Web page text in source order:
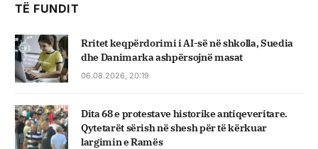
TË FUNDIT
Rritet keqpërdorimi i AI-së në shkolla, Suedia
dhe Danimarka ashpërsojnë masat
06.08.2026, 20:19
Dita 68 e protestave historike antiqeveritare.
Qytetarët sërish në shesh për të kërkuar
largimin e Ramës